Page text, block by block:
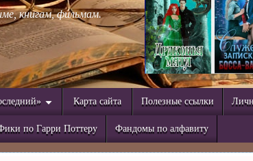
книгам, фильмам.
Карта сайта Полезные ссылки
по Гарри Поттеру Фандомы по алфавиту